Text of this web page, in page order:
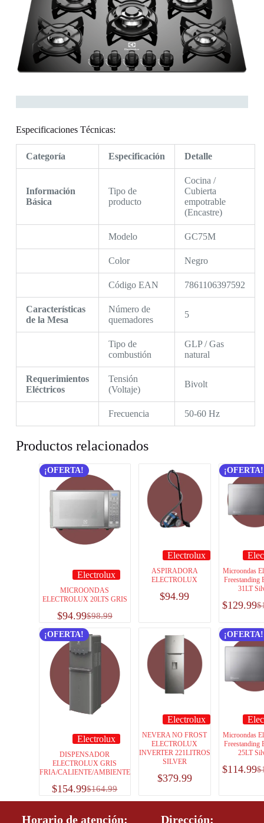
Especificaciones Técnicas:
Categoría Especificación Detalle
Información
Básica
Tipo de
producto
Cocina /
Cubierta
empotrable
(Encastre)
Modelo GC75M
Color Negro
Código EAN 7861106397592
Características
de la Mesa
Número de
quemadores
5
Tipo de
combustión
GLP / Gas
natural
Requerimientos
Eléctricos
Tensión
(Voltaje)
Bivolt
Frecuencia 50-60 Hz
Productos relacionados
¡OFERTA!
Electrolux
MICROONDAS
ELECTROLUX 20LTS GRIS
$98.99
$94.99
Electrolux
ASPIRADORA
ELECTROLUX
$94.99
¡OFERTA!
Microondas
Freestanding
31LT
$
$129.99
¡OFERTA!
Electrolux
DISPENSADOR
ELECTROLUX GRIS
FRIA/CALIENTE/AMBIENTE
$164.99
$154.99
Electrolux
NEVERA NO FROST
ELECTROLUX
INVERTER 221LITROS
SILVER
$379.99
¡OFERTA!
Microondas
Freestanding
25LT
$
$114.99
Horario de atención: Dirección: